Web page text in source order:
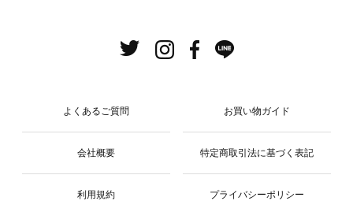
よくあるご質問 お買い物ガイド
会社概要 特定商取引法に基づく表記
利用規約 プライバシーポリシー